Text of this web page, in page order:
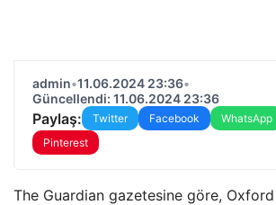
admin•11.06.2024 23:36•
Güncellendi: 11.06.2024 23:36
Paylaş: Twitter Facebook WhatsApp
Pinterest
The Guardian gazetesine göre, Oxford